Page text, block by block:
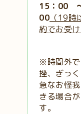
15：00
00 （19時
約でお受け
※時間外
挫、ぎっく
急なお怪
きる場合
す。